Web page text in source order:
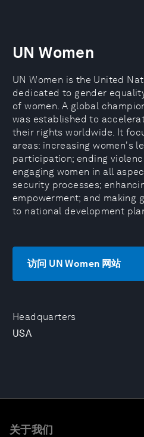
Headquarters
USA
UN Women
UN Women is the United
dedicated to gender
of women. A global
was established to
their rights worldwide. It
areas: increasing women's
participation; ending
engaging women in all
security processes;
empowerment; and making
to national development
访问 UN Women 网站
关于我们